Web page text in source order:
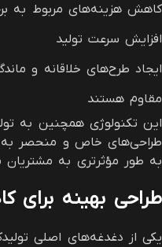
کاهش هزینه‌های مربوط به
افزایش سرعت تولید
ایجاد طرح‌های خلاقانه و
مقاوم هستند
این تکنولوژی همچنین به
طراحی‌های خاص و منحصر به
به طور مؤثرتری به مشتریان
طراحی بهینه برای
یکی از دغدغه‌های اصلی